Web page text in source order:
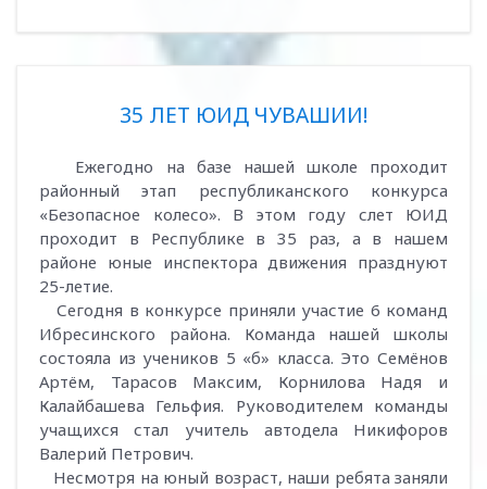
35 ЛЕТ ЮИД ЧУВАШИИ!
Ежегодно на базе нашей школе проходит
районный этап республиканского конкурса
«Безопасное колесо». В этом году слет ЮИД
проходит в Республике в 35 раз, а в нашем
районе юные инспектора движения празднуют
25-летие.
Сегодня в конкурсе приняли участие 6 команд
Ибресинского района. Команда нашей школы
состояла из учеников 5 «б» класса. Это Семёнов
Артём, Тарасов Максим, Корнилова Надя и
Калайбашева Гельфия. Руководителем команды
учащихся стал учитель автодела Никифоров
Валерий Петрович.
Несмотря на юный возраст, наши ребята заняли